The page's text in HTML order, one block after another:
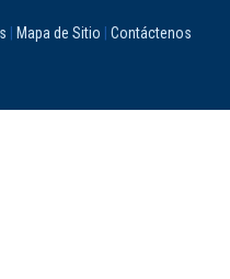
Mapa de Sitio Contáctenos